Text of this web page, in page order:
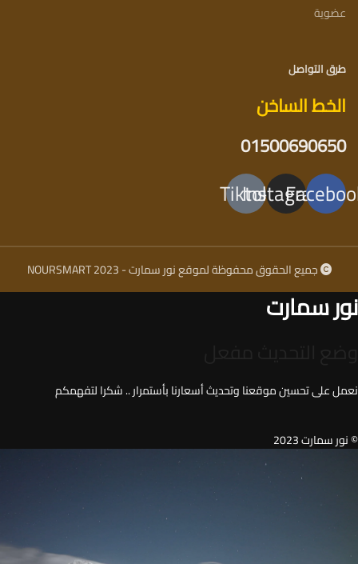
عضوية
طرق التواصل
الخط الساخن
01500690650
Instagram
Tiktok
جميع الحقوق محفوظة لموقع نور سمارت - NOURSMART 2023
نور سمارت
نعمل على تحسين موقعنا وتحديث أسعارنا بأستمرار .. شكرا لتفهمكم
© نور سمارت 2023